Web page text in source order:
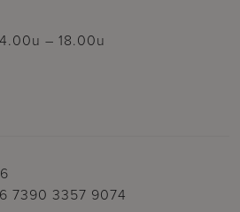
– 18.00u
7390 3357 9074